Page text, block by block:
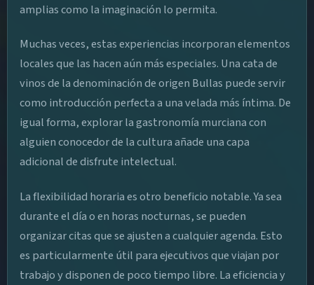
amplias como la imaginación lo permita.
Muchas veces, estas experiencias incorporan elementos
locales que las hacen aún más especiales. Una cata de
vinos de la denominación de origen Bullas puede servir
como introducción perfecta a una velada más íntima. De
igual forma, explorar la gastronomía murciana con
alguien conocedor de la cultura añade una capa
adicional de disfrute intelectual.
La flexibilidad horaria es otro beneficio notable. Ya sea
durante el día o en horas nocturnas, se pueden
organizar citas que se ajusten a cualquier agenda. Esto
es particularmente útil para ejecutivos que viajan por
trabajo y disponen de poco tiempo libre. La eficiencia y